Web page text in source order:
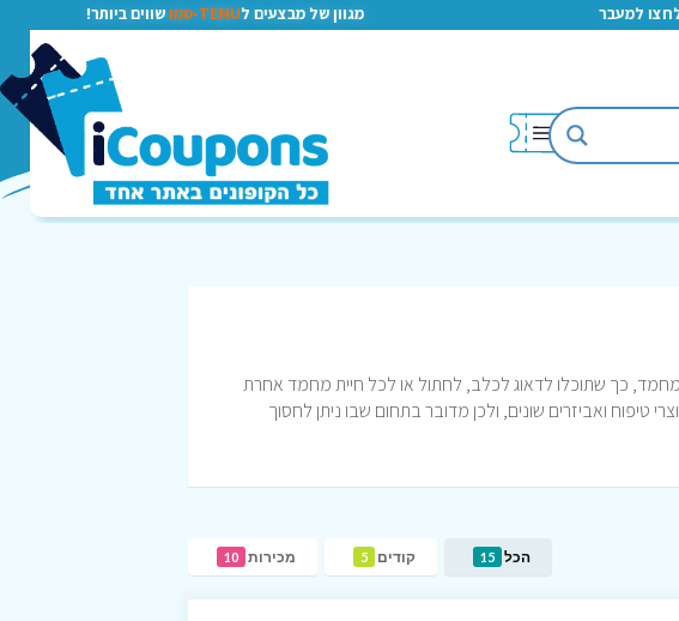
מגוון של מבצעים לTEMU-טמו שווים ביותר!
מחמד, כך שתוכלו לדאוג לכלב, לחתול או לכל חיית מחמד אחרת
טיפוח ואביזרים שונים, ולכן מדובר בתחום שבו ניתן לחסוך
הכל 15 קודים 5 מכירות 10